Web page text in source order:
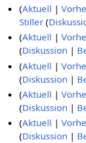
Aktuell
Stiller
Aktuell
Diskussion
Aktuell
Diskussion
Aktuell
Diskussion
Aktuell
Diskussion